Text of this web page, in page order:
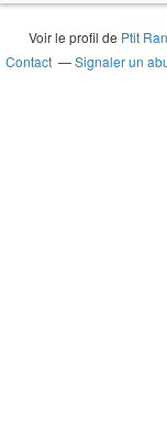
Voir le profil de Ptit
Contact
Signaler un